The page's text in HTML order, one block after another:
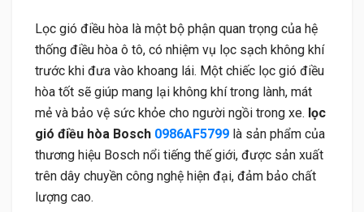
Lọc gió điều hòa là một bộ phận quan trọng của hệ
thống điều hòa ô tô, có nhiệm vụ lọc sạch không khí
trước khi đưa vào khoang lái. Một chiếc lọc gió điều
hòa tốt sẽ giúp mang lại không khí trong lành, mát
mẻ và bảo vệ sức khỏe cho người ngồi trong xe. lọc
gió điều hòa Bosch 0986AF5799 là sản phẩm của
thương hiệu Bosch nổi tiếng thế giới, được sản xuất
trên dây chuyền công nghệ hiện đại, đảm bảo chất
lượng cao.